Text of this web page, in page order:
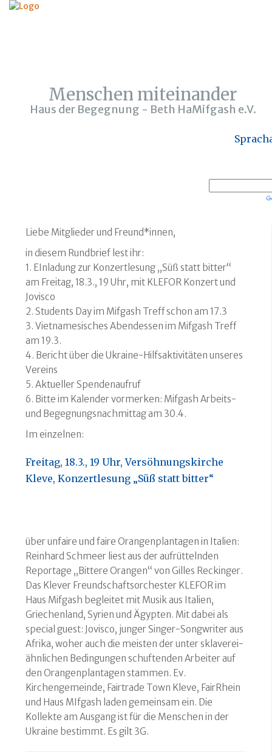
Menschen miteinander
Haus der Begegnung - Beth HaMifgash e.V.
Liebe Mitglieder und Freund*innen,
in diesem Rundbrief lest ihr:
1. EInladung zur Konzertlesung „Süß statt bitter“
am Freitag, 18.3., 19 Uhr, mit KLEFOR Konzert und
Jovisco
2. Students Day im Mifgash Treff schon am 17.3
3. Vietnamesisches Abendessen im Mifgash Treff
am 19.3.
4. Bericht über die Ukraine-Hilfsaktivitäten unseres
Vereins
5. Aktueller Spendenaufruf
6. Bitte im Kalender vormerken: Mifgash Arbeits-
und Begegnungsnachmittag am 30.4.
Im einzelnen:
Freitag, 18.3., 19 Uhr, Versöhnungskirche
Kleve, Konzertlesung „Süß statt bitter“
über unfaire und faire Orangenplantagen in Italien:
Reinhard Schmeer liest aus der aufrüttelnden
Reportage „Bittere Orangen“ von Gilles Reckinger.
Das Klever Freundschaftsorchester KLEFOR im
Haus Mifgash begleitet mit Musik aus Italien,
Griechenland, Syrien und Ägypten. Mit dabei als
special guest: Jovisco, junger Singer-Songwriter aus
Afrika, woher auch die meisten der unter sklaverei-
ähnlichen Bedingungen schuftenden Arbeiter auf
den Orangenplantagen stammen. Ev.
Kirchengemeinde, Fairtrade Town Kleve, FairRhein
und Haus MIfgash laden gemeinsam ein. Die
Kollekte am Ausgang ist für die Menschen in der
Ukraine bestimmt. Es gilt 3G.